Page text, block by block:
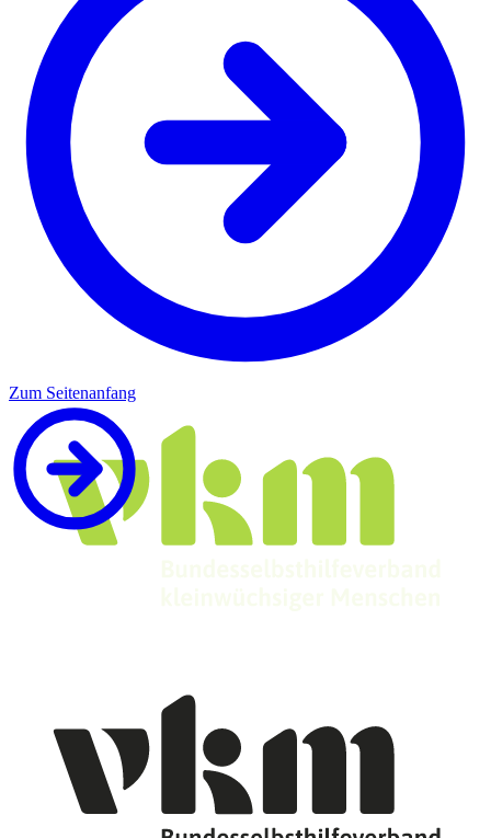
Zum Seitenanfang